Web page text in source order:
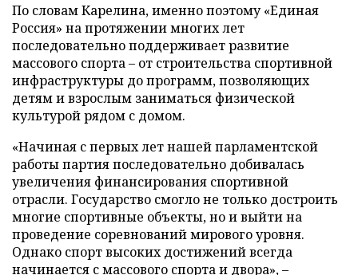
По словам Карелина, именно поэтому «Единая
Россия» на протяжении многих лет
последовательно поддерживает развитие
массового спорта – от строительства спортивной
инфраструктуры до программ, позволяющих
детям и взрослым заниматься физической
культурой рядом с домом.
«Начиная с первых лет нашей парламентской
работы партия последовательно добивалась
увеличения финансирования спортивной
отрасли. Государство смогло не только достроить
многие спортивные объекты, но и выйти на
проведение соревнований мирового уровня.
Однако спорт высоких достижений всегда
начинается с массового спорта и двора», –